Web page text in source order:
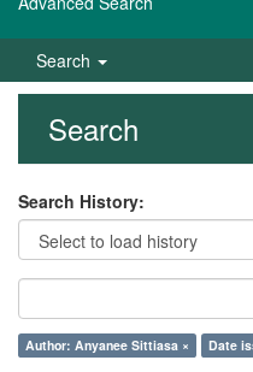
Search
Search
Search History:
Author: Anyanee Sittiasa × Date